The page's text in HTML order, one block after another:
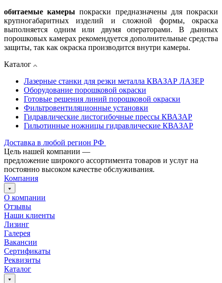
обитаемые камеры покраски предназначены для покраски
крупногабаритных изделий и сложной формы, окраска
выполняется одним или двумя операторами. В дынных
порошковых камерах рекомендуется дополнительные средства
защиты, так как окраска производится внутри камеры.
Каталог
Лазерные станки для резки металла КВАЗАР ЛАЗЕР
Оборудование порошковой окраски
Готовые решения линий порошковой окраски
Фильтровентиляционные установки
Гидравлические листогибочные прессы КВАЗАР
Гильотинные ножницы гидравлические КВАЗАР
Доставка в любой регион РФ
Цель нашей компании —
предложение широкого ассортимента товаров и услуг на
постоянно высоком качестве обслуживания.
Компания
О компании
Отзывы
Наши клиенты
Лизинг
Галерея
Вакансии
Сертификаты
Реквизиты
Каталог